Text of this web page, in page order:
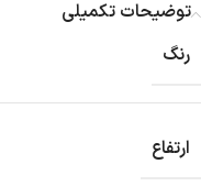
توضیحات تکمیلی
رنگ
ارتفاع